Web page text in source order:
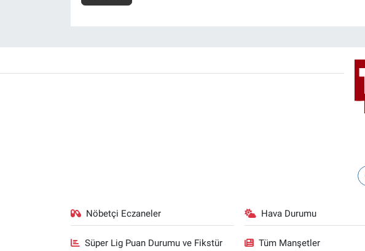
Nöbetçi Eczaneler Hava Durumu
Süper Lig Puan Durumu ve Fikstür Tüm Manşetler